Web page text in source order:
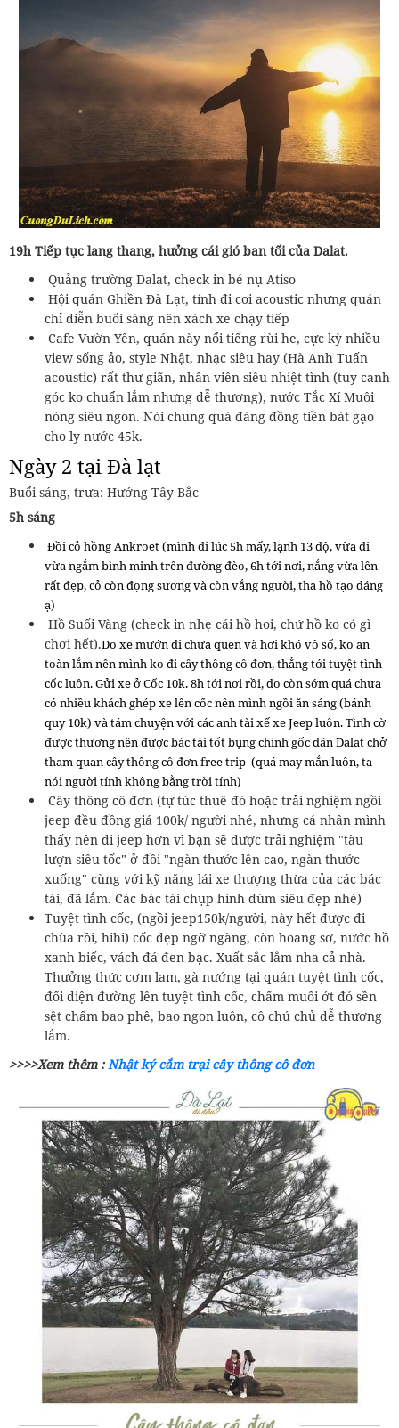
19h Tiếp tục lang thang, hưởng cái gió ban tối của Dalat.
Quảng trường Dalat, check in bé nụ Atiso
Hội quán Ghiền Đà Lạt, tính đi coi acoustic nhưng quán
chỉ diễn buổi sáng nên xách xe chạy tiếp
Cafe Vườn Yên, quán này nổi tiếng rùi he, cực kỳ nhiều
view sống ảo, style Nhật, nhạc siêu hay (Hà Anh Tuấn
acoustic) rất thư giãn, nhân viên siêu nhiệt tình (tuy canh
góc ko chuẩn lắm nhưng dễ thương), nước Tắc Xí Muôi
nóng siêu ngon. Nói chung quá đáng đồng tiền bát gạo
cho ly nước 45k.
Ngày 2 tại Đà lạt
Buổi sáng, trưa: Hướng Tây Bắc
5h sáng
Đồi cỏ hồng Ankroet (mình đi lúc 5h mấy, lạnh 13 độ, vừa đi
vừa ngắm bình minh trên đường đèo, 6h tới nơi, nắng vừa lên
rất đẹp, cỏ còn đọng sương và còn vắng người, tha hồ tạo dáng
ạ)
Hồ Suối Vàng (check in nhẹ cái hồ hoi, chứ hồ ko có gì
chơi hết).Do xe mướn đi chưa quen và hơi khó vô số, ko an
toàn lắm nên mình ko đi cây thông cô đơn, thẳng tới tuyệt tình
cốc luôn. Gửi xe ở Cốc 10k. 8h tới nơi rồi, do còn sớm quá chưa
có nhiều khách ghép xe lên cốc nên mình ngồi ăn sáng (bánh
quy 10k) và tám chuyện với các anh tài xế xe Jeep luôn. Tình cờ
được thương nên được bác tài tốt bụng chính gốc dân Dalat chở
tham quan cây thông cô đơn free trip (quá may mắn luôn, ta
nói người tính không bằng trời tính)
Cây thông cô đơn (tự túc thuê đò hoặc trải nghiệm ngồi
jeep đều đồng giá 100k/ người nhé, nhưng cá nhân mình
thấy nên đi jeep hơn vì bạn sẽ được trải nghiệm "tàu
lượn siêu tốc" ở đồi "ngàn thước lên cao, ngàn thước
xuống" cùng với kỹ năng lái xe thượng thừa của các bác
tài, đã lắm. Các bác tài chụp hình dùm siêu đẹp nhé)
Tuyệt tình cốc, (ngồi jeep150k/người, này hết được đi
chùa rồi, hihi) cốc đẹp ngỡ ngàng, còn hoang sơ, nước hồ
xanh biếc, vách đá đen bạc. Xuất sắc lắm nha cả nhà.
Thưởng thức cơm lam, gà nướng tại quán tuyệt tình cốc,
đối diện đường lên tuyệt tình cốc, chấm muối ớt đỏ sền
sệt chấm bao phê, bao ngon luôn, cô chú chủ dễ thương
lắm.
>>>>Xem thêm :Nhật ký cắm trại cây thông cô đơn